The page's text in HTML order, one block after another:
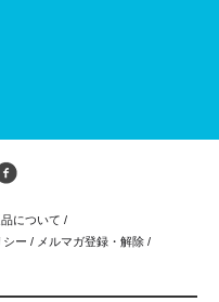
について /
シー / メルマガ登録・解除 /